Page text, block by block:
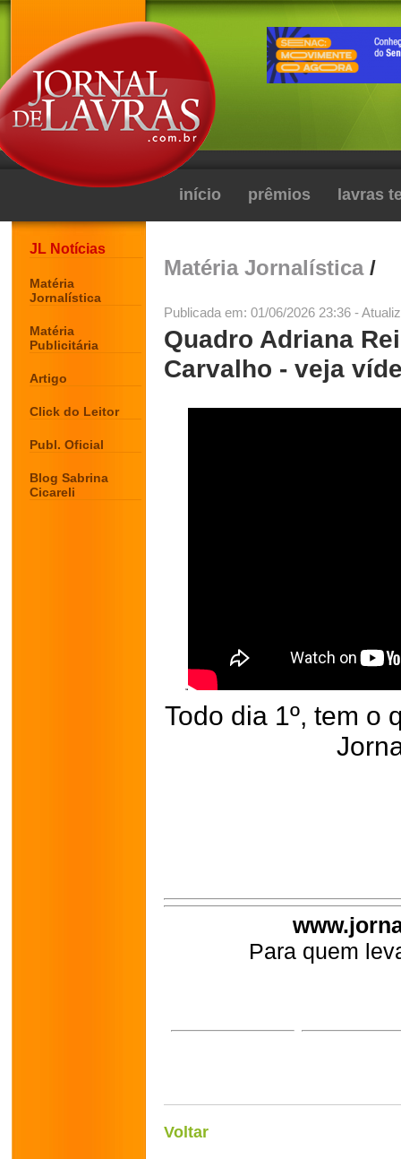
início prêmios lavras
JL Notícias
Matéria
Jornalística
Matéria
Publicitária
Artigo
Click do Leitor
Publ. Oficial
Blog Sabrina
Cicareli
Matéria Jornalística/
Publicada em: 01/06/2026 23:36 -
Quadro Adriana
Carvalho - veja
Todo dia 1º, tem o
Para quem
Voltar